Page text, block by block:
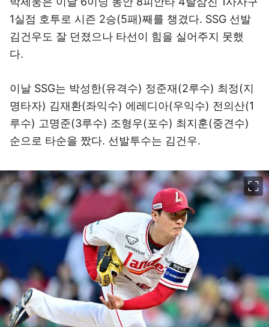
1실점 호투로 시즌 2승(5패)째를 챙겼다. SSG 선발
김건우도 잘 던졌으나 타선이 힘을 실어주지 못했
다.
이날 SSG는 박성한(유격수) 정준재(2루수) 최정(지
명타자) 김재환(좌익수) 에레디아(우익수) 전의산(1
루수) 고명준(3루수) 조형우(포수) 최지훈(중견수)
순으로 타순을 짰다. 선발투수는 김건우.